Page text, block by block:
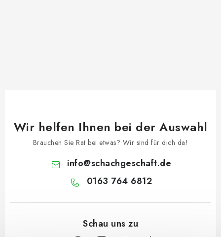
Wir helfen Ihnen bei der Auswahl
Brauchen Sie Rat bei etwas? Wir sind für dich da!
info@schachgeschaft.de
0163 764 6812